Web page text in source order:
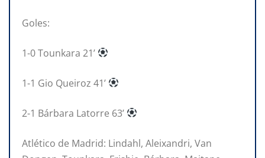
Goles:
1-0 Tounkara 21’
1-1 Gio Queiroz 41’
2-1 Bárbara Latorre 63’
Atlético de Madrid: Lindahl, Aleixandri, Van